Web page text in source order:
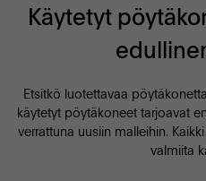
Käytetyt
Etsitkö luotettavaa
käytetyt pöytäkoneet tarjoavat
verrattuna uusiin malleihin.
valmiita